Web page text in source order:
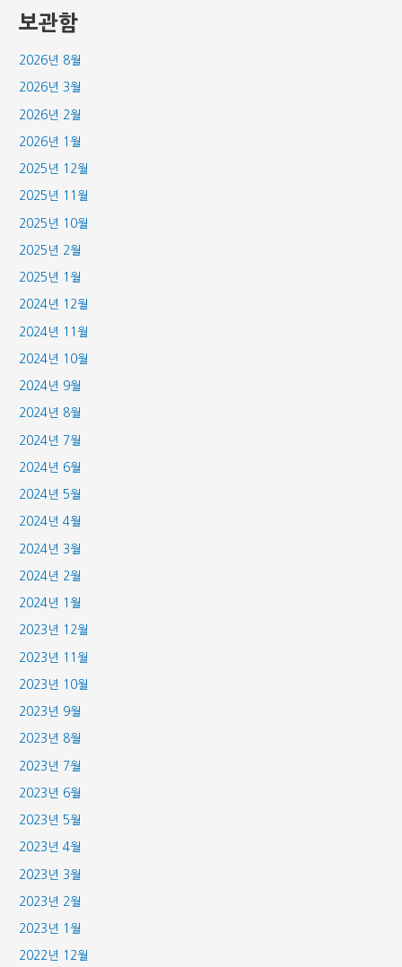
보관함
2026년 8월
2026년 3월
2026년 2월
2026년 1월
2025년 12월
2025년 11월
2025년 10월
2025년 2월
2025년 1월
2024년 12월
2024년 11월
2024년 10월
2024년 9월
2024년 8월
2024년 7월
2024년 6월
2024년 5월
2024년 4월
2024년 3월
2024년 2월
2024년 1월
2023년 12월
2023년 11월
2023년 10월
2023년 9월
2023년 8월
2023년 7월
2023년 6월
2023년 5월
2023년 4월
2023년 3월
2023년 2월
2023년 1월
2022년 12월